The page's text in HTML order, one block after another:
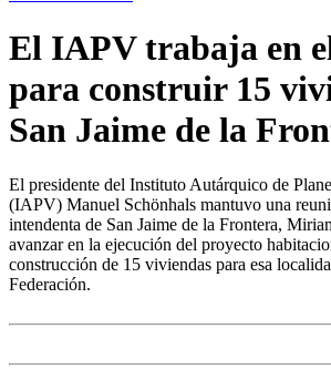
El IAPV trabaja en
para construir 15
San Jaime de la
El presidente del Instituto Autárquico de
(IAPV) Manuel Schönhals mantuvo una
intendenta de San Jaime de la Frontera,
avanzar en la ejecución del proyecto
construcción de 15 viviendas para esa
Federación.